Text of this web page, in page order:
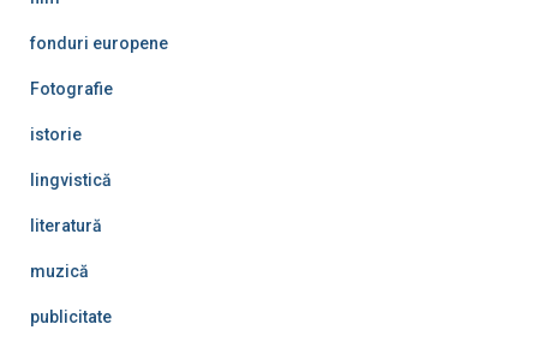
fonduri europene
Fotografie
istorie
lingvistică
literatură
muzică
publicitate